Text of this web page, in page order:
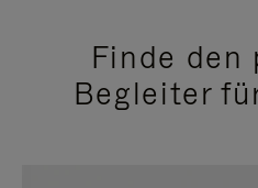
Finde den
Begleiter